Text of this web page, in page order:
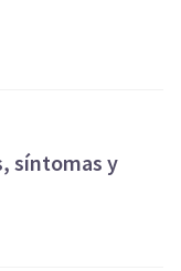
síntomas y